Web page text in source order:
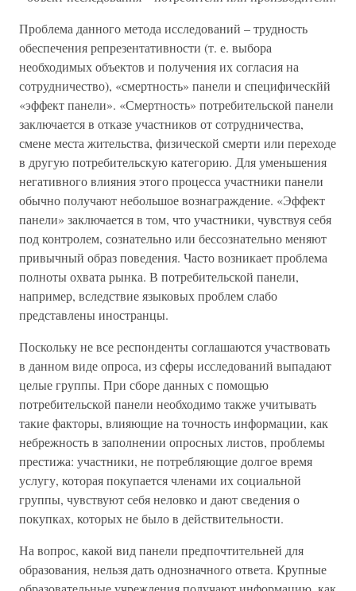
Проблема данного метода исследований – трудность
обеспечения репрезентативности (т. е. выбора
необходимых объектов и получения их согласия на
сотрудничество), «смертность» панели и специфическйй
«эффект панели». «Смертность» потребительской панели
заключается в отказе участников от сотрудничества,
смене места жительства, физической смерти или переходе
в другую потребительскую категорию. Для уменьшения
негативного влияния этого процесса участники панели
обычно получают небольшое вознаграждение. «Эффект
панели» заключается в том, что участники, чувствуя себя
под контролем, сознательно или бессознательно меняют
привычный образ поведения. Часто возникает проблема
полноты охвата рынка. В потребительской панели,
например, вследствие языковых проблем слабо
представлены иностранцы.
Поскольку не все респонденты соглашаются участвовать
в данном виде опроса, из сферы исследований выпадают
целые группы. При сборе данных с помощью
потребительской панели необходимо также учитывать
такие факторы, влияющие на точность информации, как
небрежность в заполнении опросных листов, проблемы
престижа: участники, не потребляющие долгое время
услугу, которая покупается членами их социальной
группы, чувствуют себя неловко и дают сведения о
покупках, которых не было в действительности.
На вопрос, какой вид панели предпочтительней для
образования, нельзя дать однозначного ответа. Крупные